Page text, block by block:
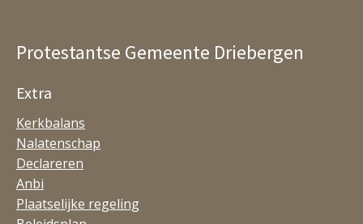
Protestantse Gemeente Driebergen
Extra
Kerkbalans
Nalatenschap
Declareren
Anbi
Plaatselijke regeling